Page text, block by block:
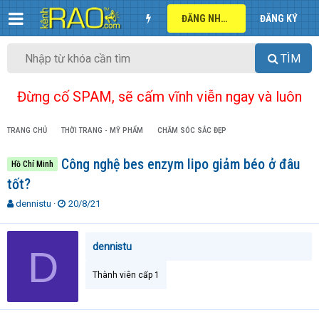
ĐĂNG NHẬP ĐĂNG KÝ
TÌM
Đừng cố SPAM, sẽ cấm vĩnh viễn ngay và luôn
TRANG CHỦ THỜI TRANG - MỸ PHẨM CHĂM SÓC SẮC ĐẸP
Hồ Chí Minh
Công nghệ bes enzym lipo giảm béo ở đâu
tốt?
T
r
a
dennistu
N
à
20/8/21
D dennistu
Thành viên cấp 1